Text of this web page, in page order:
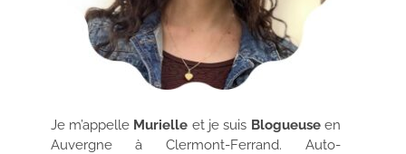
Je m’appelle Murielle et je suis Blogueuseen
Auvergne à Clermont-Ferrand. Auto-